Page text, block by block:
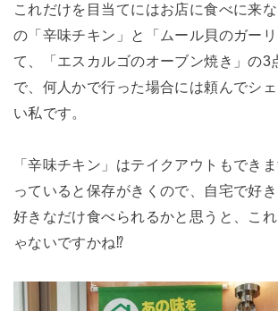
これだけを目当てにはお店に食べに来
の「辛味チキン」と「ムール貝のガー
て、「エスカルゴのオーブン焼き」の3
で、何人かで行った場合には頼んでシ
い私です。
「辛味チキン」はテイクアウトもでき
っていると保存がきくので、自宅で好
好きなだけ食べられるかと思うと、こ
ゃないですかね⁉